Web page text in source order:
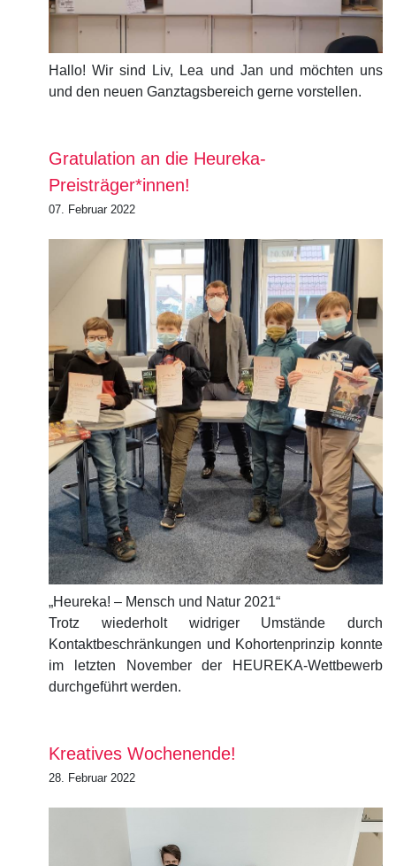
Hallo! Wir sind Liv, Lea und Jan und möchten uns
und den neuen Ganztagsbereich gerne vorstellen.
Gratulation an die Heureka-
Preisträger*innen!
07. Februar 2022
„Heureka! – Mensch und Natur 2021“
Trotz wiederholt widriger Umstände durch
Kontaktbeschränkungen und Kohortenprinzip konnte
im letzten November der HEUREKA-Wettbewerb
durchgeführt werden.
Kreatives Wochenende!
28. Februar 2022